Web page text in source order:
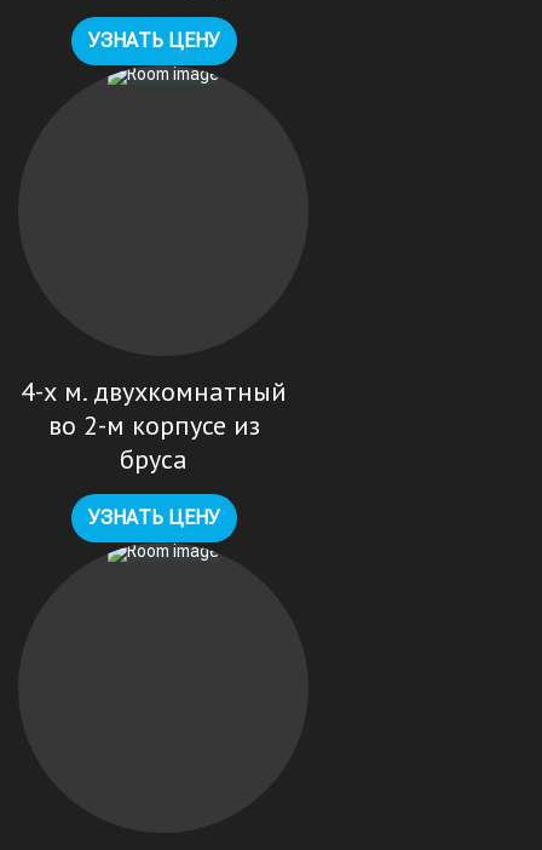
УЗНАТЬ ЦЕНУ
4-х м. двухкомнатный
во 2-м корпусе из
бруса
УЗНАТЬ ЦЕНУ